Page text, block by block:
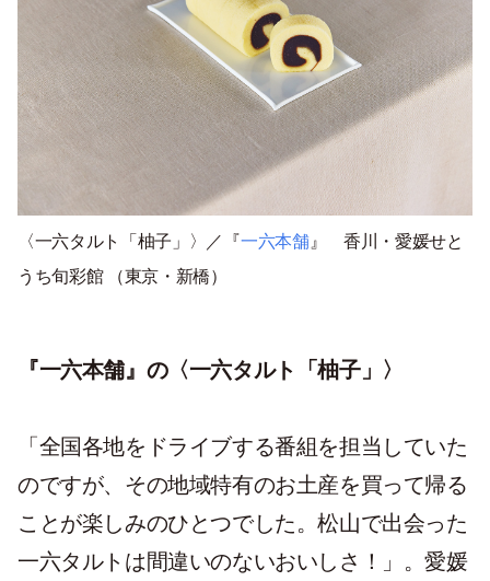
〈一六タルト「柚子」〉／『一六本舗』 香川・愛媛せと
うち旬彩館
（東京・新橋）
『一六本舗』の〈一六タルト「柚子」〉
「全国各地をドライブする番組を担当していた
のですが、その地域特有のお土産を買って帰る
ことが楽しみのひとつでした。松山で出会った
一六タルトは間違いのないおいしさ！」。愛媛